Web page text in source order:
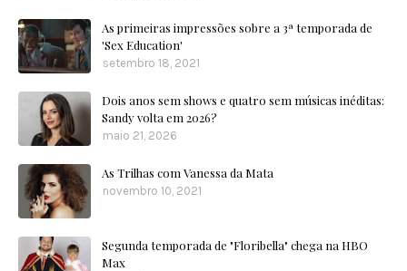
As primeiras impressões sobre a 3ª temporada de
'Sex Education'
setembro 18, 2021
Dois anos sem shows e quatro sem músicas inéditas:
Sandy volta em 2026?
maio 21, 2026
As Trilhas com Vanessa da Mata
novembro 10, 2021
Segunda temporada de "Floribella" chega na HBO
Max